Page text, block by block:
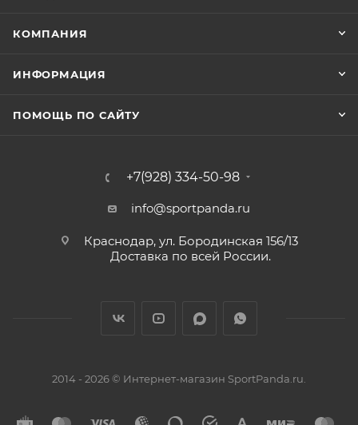
КОМПАНИЯ
ИНФОРМАЦИЯ
ПОМОЩЬ ПО САЙТУ
+7(928) 334-50-98
info@sportpanda.ru
Краснодар, ул. Бородинская 156/13
Доставка по всей России.
2014 - 2026 © Интернет-магазин SportPanda.ru.